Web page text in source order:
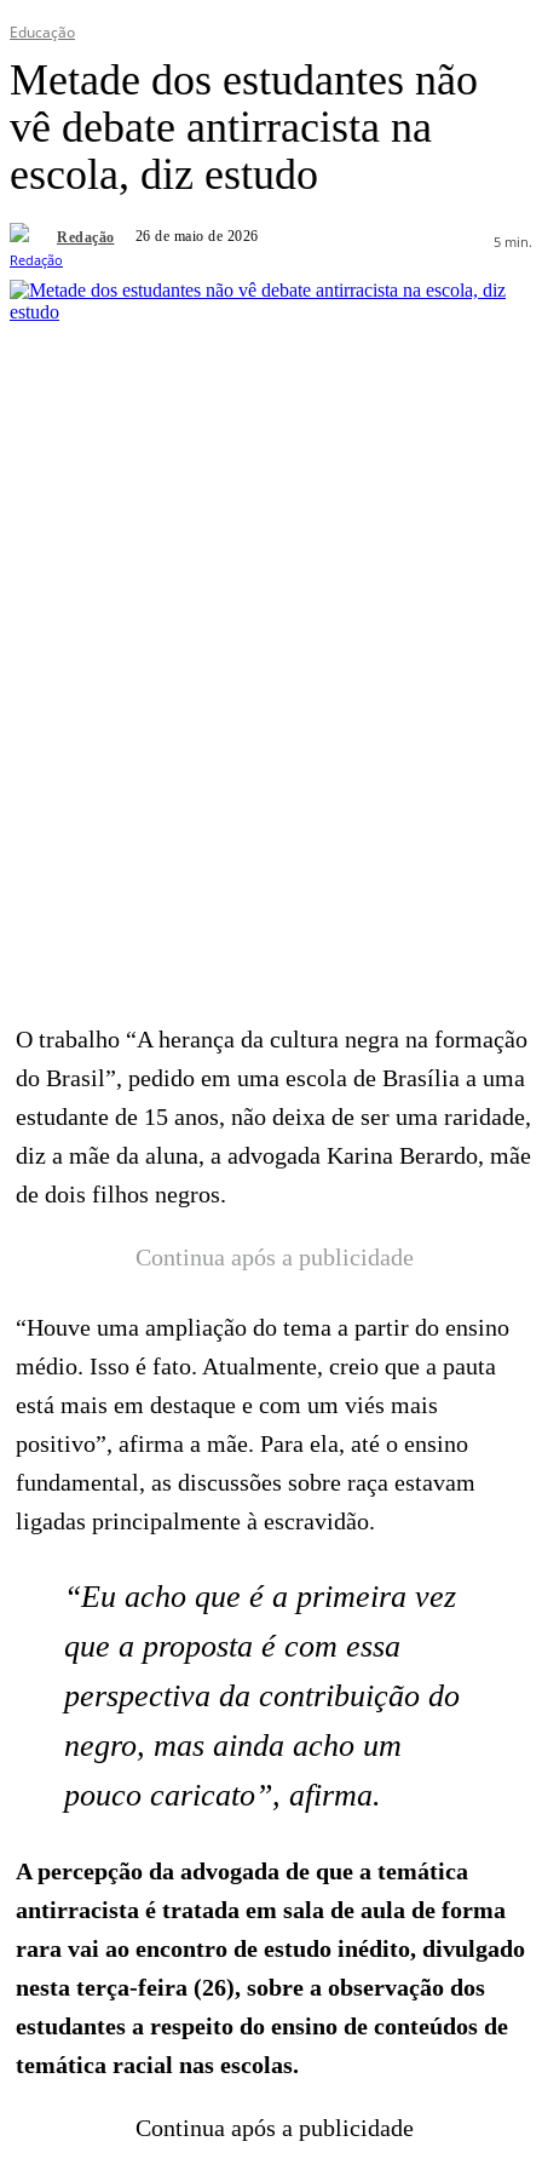
Educação
Metade dos estudantes não
vê debate antirracista na
escola, diz estudo
Redação 26 de maio de 2026 5 min.
O trabalho “A herança da cultura negra na formação
do Brasil”, pedido em uma escola de Brasília a uma
estudante de 15 anos, não deixa de ser uma raridade,
diz a mãe da aluna, a advogada Karina Berardo, mãe
de dois filhos negros.
Continua após a publicidade
“Houve uma ampliação do tema a partir do ensino
médio. Isso é fato. Atualmente, creio que a pauta
está mais em destaque e com um viés mais
positivo”, afirma a mãe. Para ela, até o ensino
fundamental, as discussões sobre raça estavam
ligadas principalmente à escravidão.
“Eu acho que é a primeira vez
que a proposta é com essa
perspectiva da contribuição do
negro, mas ainda acho um
pouco caricato”, afirma.
A percepção da advogada de que a temática
antirracista é tratada em sala de aula de forma
rara vai ao encontro de estudo inédito, divulgado
nesta terça-feira (26), sobre a observação dos
estudantes a respeito do ensino de conteúdos de
temática racial nas escolas.
Continua após a publicidade